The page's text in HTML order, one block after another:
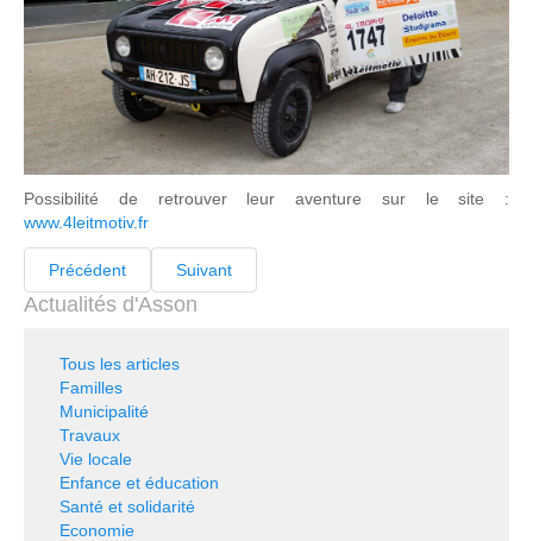
Possibilité de retrouver leur aventure sur le site :
www.4leitmotiv.fr
Précédent Suivant
Actualités d'Asson
Tous les articles
Familles
Municipalité
Travaux
Vie locale
Enfance et éducation
Santé et solidarité
Economie